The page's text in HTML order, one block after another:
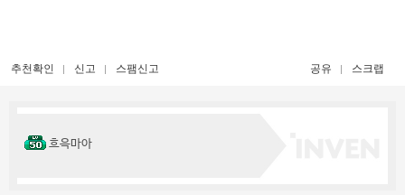
추천확인 신고 스팸신고 공유 스크랩
흐윽마아